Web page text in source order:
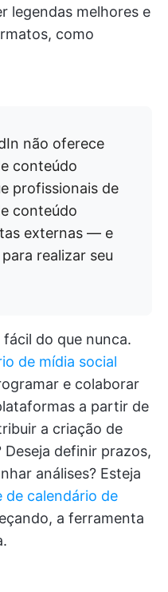
legendas melhores e
como
não oferece
conteúdo
profissionais de
conteúdo
externas — e
realizar seu
do que nunca.
de mídia social
e colaborar
a partir de
a criação de
Deseja definir prazos,
análises? Esteja
de calendário de
a ferramenta